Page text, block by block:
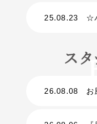
25.08.23 ☆
スタ
26.08.08 お